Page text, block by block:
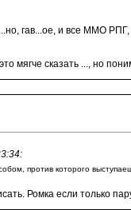
гав...ое, и все ММО
мягче сказать ..., но
против которого
Ромка если только